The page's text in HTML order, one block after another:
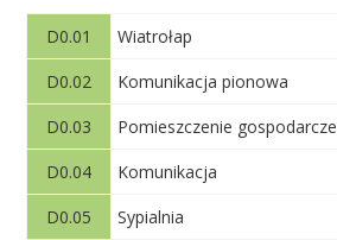
D0.01 Wiatrołap
D0.02 Komunikacja pionowa
D0.03 Pomieszczenie gospodarcze
D0.04 Komunikacja
D0.05 Sypialnia